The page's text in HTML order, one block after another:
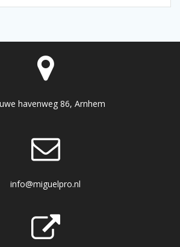
havenweg 86, Arnhem
info@miguelpro.nl